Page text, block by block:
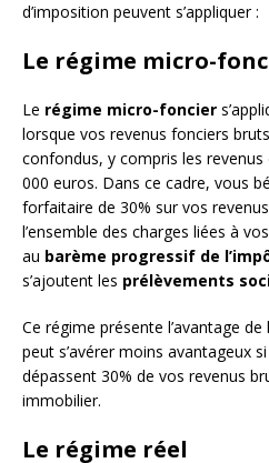
d’imposition peuvent s’appliquer :
Le régime micro-
Le régime micro-foncier
lorsque vos revenus fonciers
confondus, y compris les revenus
000 euros. Dans ce cadre, vous
forfaitaire de 30% sur vos
l’ensemble des charges liées à
au barème progressif de
s’ajoutent les prélèvements
Ce régime présente l’avantage
peut s’avérer moins avantageux
dépassent 30% de vos revenus
immobilier.
Le régime réel